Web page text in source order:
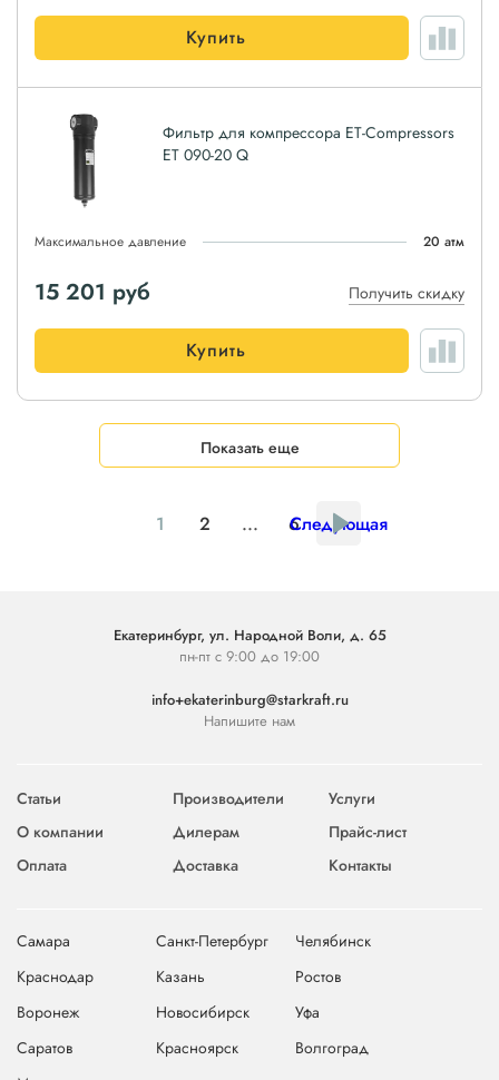
Купить
Фильтр для компрессора ET-Compressors
ET 090-20 Q
Максимальное давление 20 атм
15 201 руб Получить скидку
Купить
Показать еще
1 2 ... 6
Следующая
Екатеринбург, ул. Народной Воли, д. 65
пн-пт с 9:00 до 19:00
info+ekaterinburg@starkraft.ru
Напишите нам
Статьи Производители
Услуги
О компании
Дилерам
Прайс-лист
Оплата
Доставка Контакты
Самара Санкт-Петербург
Челябинск
Краснодар
Казань
Ростов
Воронеж
Новосибирск
Уфа
Саратов
Красноярск
Волгоград